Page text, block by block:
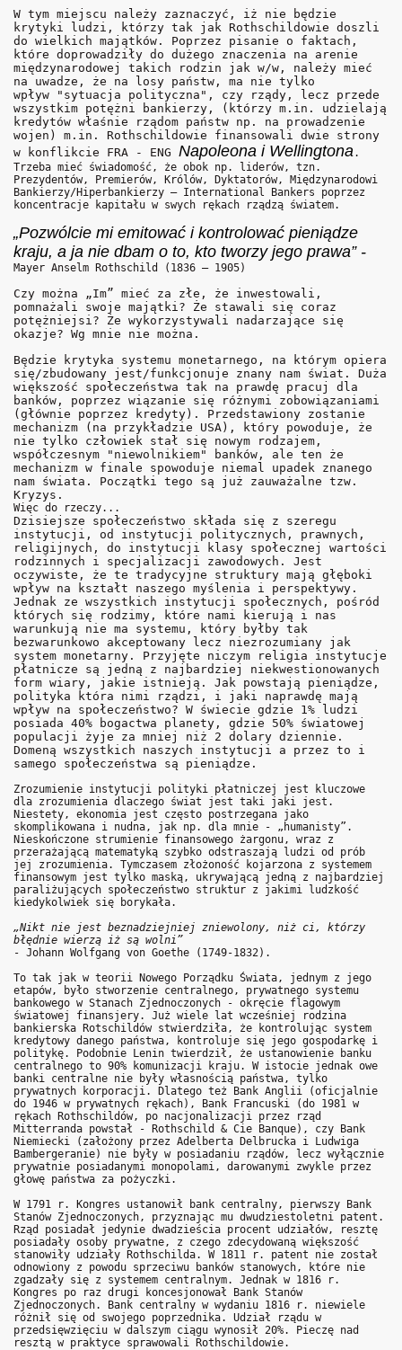
W tym miejscu należy zaznaczyć, iż nie będzie
krytyki ludzi, którzy tak jak Rothschildowie doszli
do wielkich majątków. Poprzez pisanie o faktach,
które doprowadziły do dużego znaczenia na arenie
międzynarodowej takich rodzin jak w/w, należy mieć
na uwadze, że na losy państw, ma nie tylko
wpływ "sytuacja polityczna", czy rządy, lecz przede
wszystkim potężni bankierzy, (którzy m.in. udzielają
kredytów właśnie rządom państw np. na prowadzenie
wojen) m.in. Rothschildowie finansowali dwie strony
w konflikcie FRA - ENG Napoleona i Wellingtona.
Trzeba mieć świadomość, że obok np. liderów, tzn.
Prezydentów, Premierów, Królów, Dyktatorów, Międzynarodowi
Bankierzy/Hiperbankierzy – International Bankers poprzez
koncentracje kapitału w swych rękach rządzą światem.
„Pozwólcie mi emitować i kontrolować pieniądze
kraju, a ja nie dbam o to, kto tworzy jego prawa” -
Mayer Anselm Rothschild (1836 – 1905)
Czy można „Im” mieć za złe, że inwestowali,
pomnażali swoje majątki? Że stawali się coraz
potężniejsi? Że wykorzystywali nadarzające się
okazje? Wg mnie nie można.
Będzie krytyka systemu monetarnego, na którym opiera
się/zbudowany jest/funkcjonuje znany nam świat. Duża
większość społeczeństwa tak na prawdę pracuj dla
banków, poprzez wiązanie się różnymi zobowiązaniami
(głównie poprzez kredyty). Przedstawiony zostanie
mechanizm (na przykładzie USA), który powoduje, że
nie tylko człowiek stał się nowym rodzajem,
współczesnym "niewolnikiem" banków, ale ten że
mechanizm w finale spowoduje niemal upadek znanego
nam świata. Początki tego są już zauważalne tzw.
Kryzys.
Więc do rzeczy...
Dzisiejsze społeczeństwo składa się z szeregu
instytucji, od instytucji politycznych, prawnych,
religijnych, do instytucji klasy społecznej wartości
rodzinnych i specjalizacji zawodowych. Jest
oczywiste, że te tradycyjne struktury mają głęboki
wpływ na kształt naszego myślenia i perspektywy.
Jednak ze wszystkich instytucji społecznych, pośród
których się rodzimy, które nami kierują i nas
warunkują nie ma systemu, który byłby tak
bezwarunkowo akceptowany lecz niezrozumiany jak
system monetarny. Przyjęte niczym religia instytucje
płatnicze są jedną z najbardziej niekwestionowanych
form wiary, jakie istnieją. Jak powstają pieniądze,
polityka która nimi rządzi, i jaki naprawdę mają
wpływ na społeczeństwo? W świecie gdzie 1% ludzi
posiada 40% bogactwa planety, gdzie 50% światowej
populacji żyje za mniej niż 2 dolary dziennie.
Domeną wszystkich naszych instytucji a przez to i
samego społeczeństwa są pieniądze.
Zrozumienie instytucji polityki płatniczej jest kluczowe
dla zrozumienia dlaczego świat jest taki jaki jest.
Niestety, ekonomia jest często postrzegana jako
skomplikowana i nudna, jak np. dla mnie - „humanisty”.
Nieskończone strumienie finansowego żargonu, wraz z
przerażającą matematyką szybko odstraszają ludzi od prób
jej zrozumienia. Tymczasem złożoność kojarzona z systemem
finansowym jest tylko maską, ukrywającą jedną z najbardziej
paraliżujących społeczeństwo struktur z jakimi ludzkość
kiedykolwiek się borykała.
„Nikt nie jest beznadziejniej zniewolony, niż ci, którzy
błędnie wierzą iż są wolni”
- Johann Wolfgang von Goethe (1749-1832).
To tak jak w teorii Nowego Porządku Świata, jednym z jego
etapów, było stworzenie centralnego, prywatnego systemu
bankowego w Stanach Zjednoczonych - okręcie flagowym
światowej finansjery. Już wiele lat wcześniej rodzina
bankierska Rotschildów stwierdziła, że kontrolując system
kredytowy danego państwa, kontroluje się jego gospodarkę i
politykę. Podobnie Lenin twierdził, że ustanowienie banku
centralnego to 90% komunizacji kraju. W istocie jednak owe
banki centralne nie były własnością państwa, tylko
prywatnych korporacji. Dlatego też Bank Anglii (oficjalnie
do 1946 w prywatnych rękach), Bank Francuski (do 1981 w
rękach Rothschildów, po nacjonalizacji przez rząd
Mitterranda powstał - Rothschild & Cie Banque), czy Bank
Niemiecki (założony przez Adelberta Delbrucka i Ludwiga
Bambergeranie) nie były w posiadaniu rządów, lecz wyłącznie
prywatnie posiadanymi monopolami, darowanymi zwykle przez
głowę państwa za pożyczki.
W 1791 r. Kongres ustanowił bank centralny, pierwszy Bank
Stanów Zjednoczonych, przyznając mu dwudziestoletni patent.
Rząd posiadał jedynie dwadzieścia procent udziałów, resztę
posiadały osoby prywatne, z czego zdecydowaną większość
stanowiły udziały Rothschilda. W 1811 r. patent nie został
odnowiony z powodu sprzeciwu banków stanowych, które nie
zgadzały się z systemem centralnym. Jednak w 1816 r.
Kongres po raz drugi koncesjonował Bank Stanów
Zjednoczonych. Bank centralny w wydaniu 1816 r. niewiele
różnił się od swojego poprzednika. Udział rządu w
przedsięwzięciu w dalszym ciągu wynosił 20%. Pieczę nad
resztą w praktyce sprawowali Rothschildowie.